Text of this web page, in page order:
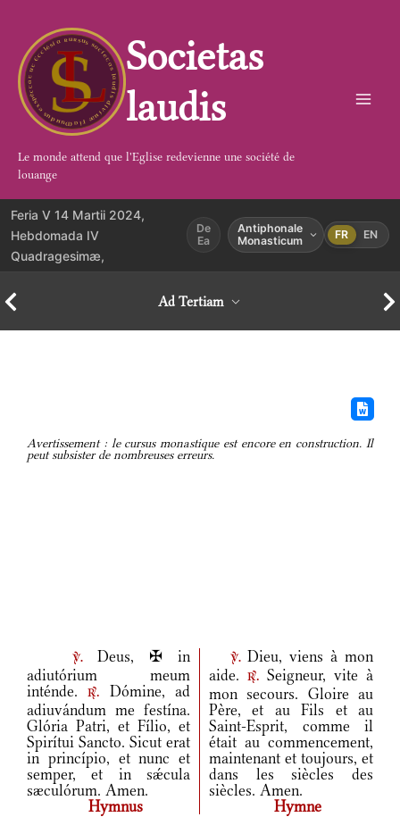
contenu
Societas
laudis
Le monde attend que l'Eglise redevienne une société de
louange
Feria V 14 Martii 2024,
Hebdomada IV
Quadragesimæ,
De
Ea
Antiphonale
Monasticum
FR EN
Ad Tertiam
Avertissement : le cursus monastique est encore en construction. Il
peut subsister de nombreuses erreurs.
v.Deus, ✠ in
adiutórium meum
inténde.r.
Dómine, ad
adiuvándum me festína.
Glória Patri, et Fílio, et
Spirítui Sancto. Sicut erat
in princípio, et nunc et
semper, et in sǽcula
sæculórum. Amen.
v.Dieu, viens à mon
aide.
r. Seigneur, vite à
mon secours. Gloire au
Père, et au Fils et au
Saint-Esprit, comme il
était au commencement,
maintenant et toujours, et
dans les siècles des
siècles. Amen.
Hymnus
Hymne